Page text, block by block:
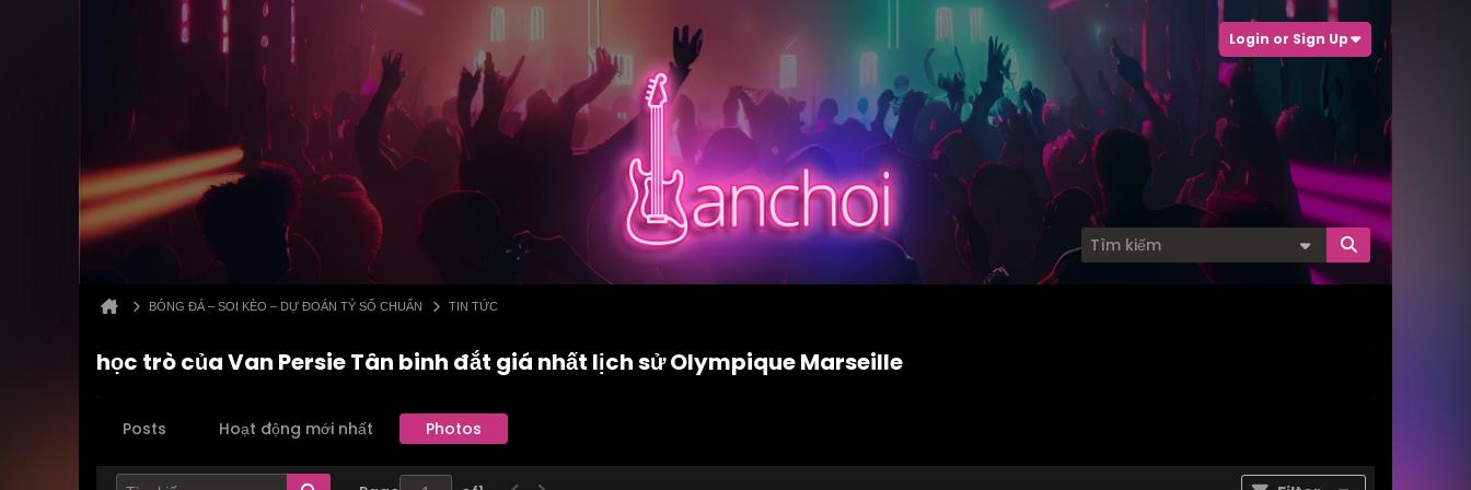
Login or Sign Up
BÓNG ĐÁ – SOI KÈO – DỰ ĐOÁN TỶ SỐ CHUẨN TIN TỨC
học trò của Van Persie Tân binh đắt giá nhất lịch sử Olympique Marseille
Posts Hoạt động mới nhất Photos